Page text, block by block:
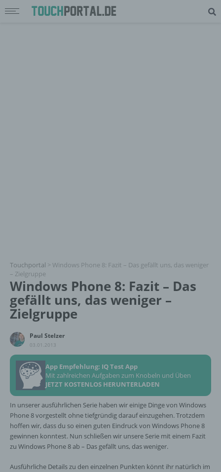
Touchportal > Windows Phone 8: Fazit – Das gefällt uns, das weniger
– Zielgruppe
Windows Phone 8: Fazit – Das
gefällt uns, das weniger –
Zielgruppe
Paul Stelzer
03.01.2013
App Empfehlung: IQ Test App
Mit zahlreichen Aufgaben zum Knobeln und Üben
JETZT KOSTENLOS HERUNTERLADEN
In unserer ausführlichen Serie haben wir einige Dinge von Windows
Phone 8 vorgestellt ohne tiefgründig darauf einzugehen. Trotzdem
hoffen wir, dass du so einen guten Eindruck von Windows Phone 8
gewinnen konntest. Nun schließen wir unsere Serie mit einem Fazit
zu Windows Phone 8 ab – Das gefällt uns, das weniger.
Ausführliche Details zu den einzelnen Punkten könnt ihr natürlich im